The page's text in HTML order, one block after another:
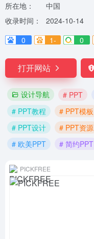
所在地：
中国
收录时间：
2024-10-14
0
1- 0
打开网站
设计导航 # PPT
# PPT教程
# PPT模板
# PPT设计
# PPT资源
# 欧美PPT
# 简约PPT
PICKFREE